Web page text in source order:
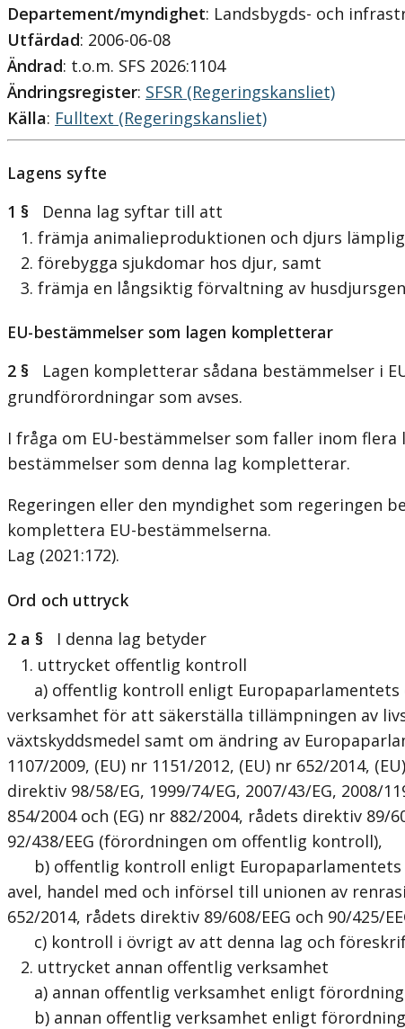
Departement/myndighet: Landsbygds- och
Utfärdad: 2006-06-08
Ändrad: t.o.m. SFS 2026:1104
Ändringsregister: SFSR (Regeringskansliet)
Källa: Fulltext (Regeringskansliet)
Lagens syfte
1 § Denna lag syftar till att
1. främja animalieproduktionen och djurs
2. förebygga sjukdomar hos djur, samt
3. främja en långsiktig förvaltning av
EU-bestämmelser som lagen kompletterar
2 § Lagen kompletterar sådana bestämmelser i
grundförordningar som avses.
I fråga om EU-bestämmelser som faller inom
bestämmelser som denna lag kompletterar.
Regeringen eller den myndighet som regeringen
komplettera EU-bestämmelserna.
Lag (2021:172).
Ord och uttryck
2 a § I denna lag betyder
1. uttrycket offentlig kontroll
a) offentlig kontroll enligt Europaparlamentets
verksamhet för att säkerställa tillämpningen av
växtskyddsmedel samt om ändring av
1107/2009, (EU) nr 1151/2012, (EU) nr 652/2014,
direktiv 98/58/EG, 1999/74/EG, 2007/43/EG,
854/2004 och (EG) nr 882/2004, rådets direktiv 89/
92/438/EEG (förordningen om offentlig kontroll),
b) offentlig kontroll enligt Europaparlamentets
avel, handel med och införsel till unionen av
652/2014, rådets direktiv 89/608/EEG och 90/425/
c) kontroll i övrigt av att denna lag och
2. uttrycket annan offentlig verksamhet
a) annan offentlig verksamhet enligt förordning
b) annan offentlig verksamhet enligt förordning